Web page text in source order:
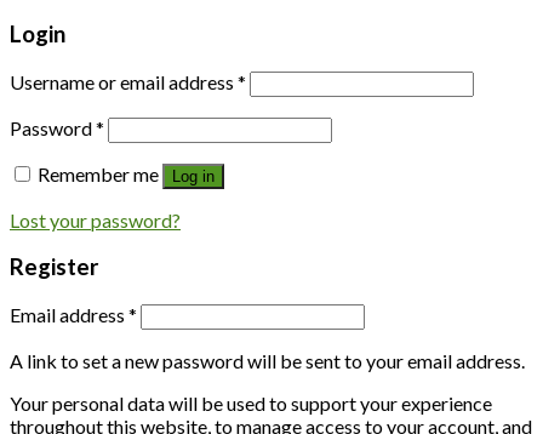
Login
Username or email address *
Password*
Remember me
Log in
Lost your password?
Register
Email address *
A link to set a new password will be sent to your email address.
Your personal data will be used to support your experience
throughout this website, to manage access to your account, and